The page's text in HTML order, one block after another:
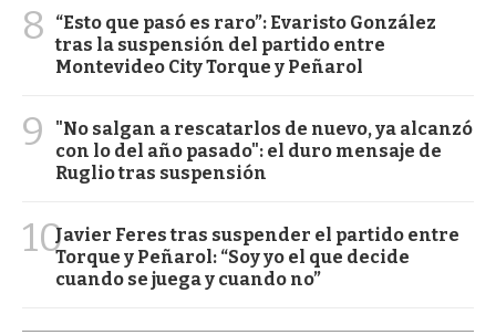
8
“Esto que pasó es raro”: Evaristo González
tras la suspensión del partido entre
Montevideo City Torque y Peñarol
9
"No salgan a rescatarlos de nuevo, ya alcanzó
con lo del año pasado": el duro mensaje de
Ruglio tras suspensión
10Javier Feres tras suspender el partido entre
Torque y Peñarol: “Soy yo el que decide
cuando se juega y cuando no”